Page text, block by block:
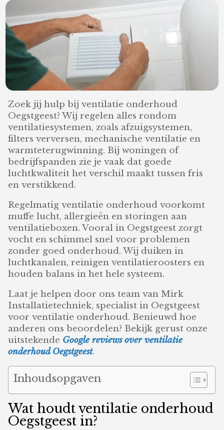
Zoek jij hulp bij ventilatie onderhoud
Oegstgeest? Wij regelen alles rondom
ventilatiesystemen, zoals afzuigsystemen,
filters verversen, mechanische ventilatie en
warmteterugwinning. Bij woningen of
bedrijfspanden zie je vaak dat goede
luchtkwaliteit het verschil maakt tussen fris
en verstikkend.
Regelmatig ventilatie onderhoud voorkomt
muffe lucht, allergieën en storingen aan
ventilatieboxen. Vooral in Oegstgeest zorgt
vocht en schimmel snel voor problemen
zonder goed onderhoud. Wij duiken in
luchtkanalen, reinigen ventilatieroosters en
houden balans in het hele systeem.
Laat je helpen door ons team van Mirk
Installatietechniek, specialist in Oegstgeest
voor ventilatie onderhoud. Benieuwd hoe
anderen ons beoordelen? Bekijk gerust onze
uitstekende Google reviews over ventilatie
onderhoud Oegstgeest.
Inhoudsopgaven
Wat houdt ventilatie onderhoud
Oegstgeest in?